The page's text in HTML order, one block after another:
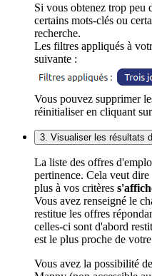
Si vous obtenez trop peu
certains mots-clés ou
recherche.
Les filtres appliqués à
suivante :
Vous pouvez supprimer
réinitialiser en cliquant
3. Visualiser les résultats
La liste des offres
pertinence. Cela veut
plus à vos critères
Vous avez renseigné le
restitue les offres
celles-ci sont d'abord
est le plus proche de
Vous avez la possibilité